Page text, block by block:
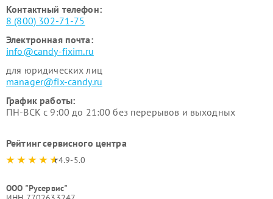
Контактный телефон:
8 (800) 302-71-75
Электронная почта:
info@candy-fixim.ru
для юридических лиц
manager@fix-candy.ru
График работы:
ПН-ВСК с 9:00 до 21:00 без перерывов и выходных
Рейтинг сервисного центра
4.9-5.0
ООО "Русервис"